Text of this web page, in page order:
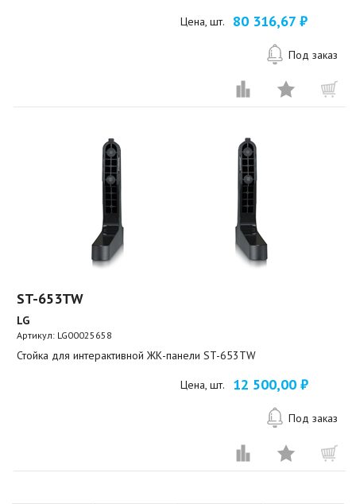
Цена, шт. 80 316,67 ₽
Под заказ
ST-653TW
LG
Артикул: LG00025658
Стойка для интерактивной ЖК-панели ST-653TW
Цена, шт. 12 500,00 ₽
Под заказ